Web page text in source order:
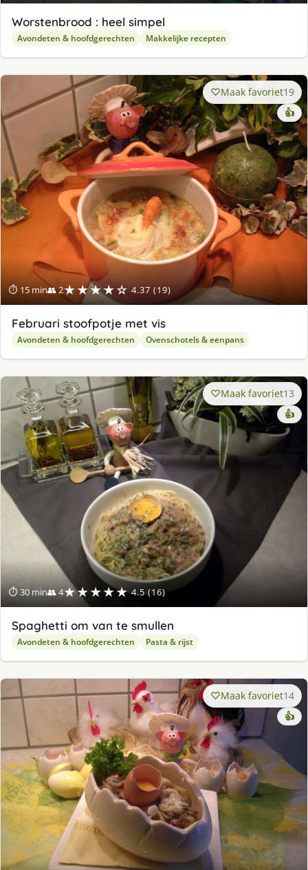
Worstenbrood : heel simpel
Avondeten & hoofdgerechten Makkelijke recepten
⏱ 15 min👥 2★★★★☆ 4.37 (19)
Maak favoriet19
👍
Februari stoofpotje met vis
Avondeten & hoofdgerechten Ovenschotels & eenpans
⏱ 30 min👥 4★★★★★ 4.5 (16)
Maak favoriet13
👍
Spaghetti om van te smullen
Avondeten & hoofdgerechten Pasta & rijst
Maak favoriet14
👍